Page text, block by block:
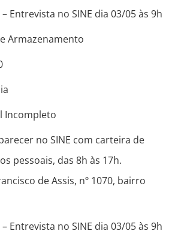
– Entrevista no SINE dia 03/05 às 9h
Armazenamento
Incompleto
no SINE com carteira de
pessoais, das 8h às 17h.
de Assis, nº 1070, bairro
– Entrevista no SINE dia 03/05 às 9h